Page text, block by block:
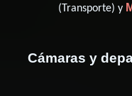
(Transporte) y
Cámaras y